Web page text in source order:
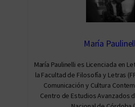
María
María Paulinelli es Licenciada en
la Facultad de Filosofía y Letras
Comunicación y Cultura
Centro de Estudios Avanzados